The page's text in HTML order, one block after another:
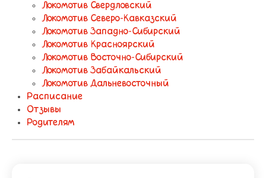
Локомотив Свердловский
Локомотив Северо-Кавказский
Локомотив Западно-Сибирский
Локомотив Красноярский
Локомотив Восточно-Сибирский
Локомотив Забайкальский
Локомотив Дальневосточный
Расписание
Отзывы
Родителям